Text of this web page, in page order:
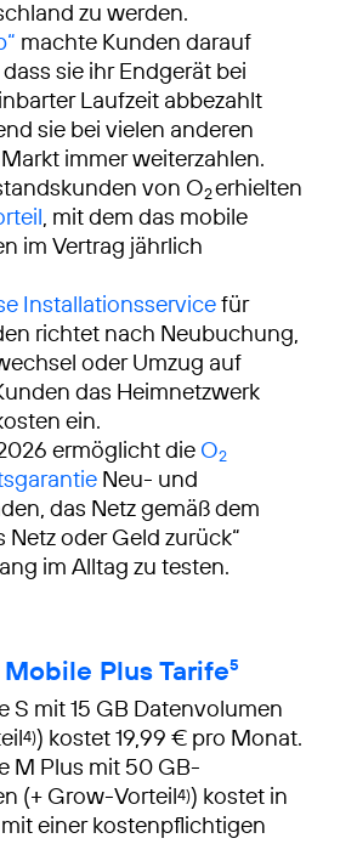
machte Kunden darauf
sie ihr Endgerät bei
Laufzeit abbezahlt
sie bei vielen anderen
immer weiterzahlen.
von O2erhielten
, mit dem das mobile
im Vertrag jährlich
Installationsservicefür
richtet nach Neubuchung,
oder Umzug auf
das Heimnetzwerk
ein.
ermöglicht die O2
Neu- und
das Netz gemäß dem
Netz oder Geld zurück“
im Alltag zu testen.
Mobile Plus Tarife5
S mit 15 GB Datenvolumen
4)) kostet 19,99 € pro Monat.
M Plus mit 50 GB-
(+ Grow-Vorteil4)) kostet in
einer kostenpflichtigen